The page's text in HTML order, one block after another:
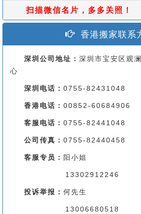
扫描微信名片，多多关照！
香港搬家联系
深圳公司地址： 深圳市宝安区观
心
深圳电话： 0755-82431048
香港电话： 00852-60684906
客服电话： 0755-82441048
公司传真： 0755-82440458
客服专员： 阳小姐
13302912246
投诉举报： 何先生
13006680518